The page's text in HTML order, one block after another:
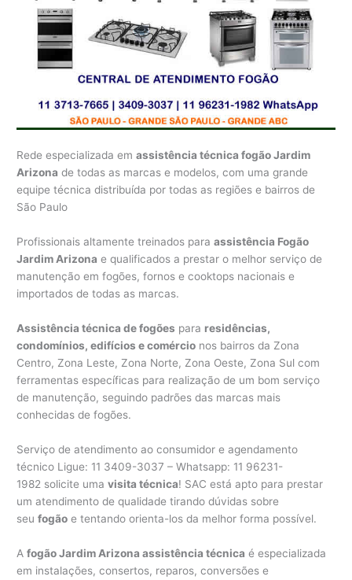
Rede especializada emassistência técnica fogão Jardim
Arizona de todas as marcas e modelos, com uma grande
equipe técnica distribuída por todas as regiões e bairros de
São Paulo
Profissionais altamente treinados paraassistência Fogão
Jardim Arizona e qualificados a prestar o melhor serviço de
manutenção em fogões, fornos e cooktops nacionais e
importados de todas as marcas.
Assistência técnica de fogões para residências,
condomínios, edifícios e comércio nos bairros da Zona
Centro, Zona Leste, Zona Norte, Zona Oeste, Zona Sul com
ferramentas específicas para realização de um bom serviço
de manutenção, seguindo padrões das marcas mais
conhecidas de fogões.
Serviço de atendimento ao consumidor e agendamento
técnico Ligue: 11 3409-3037 – Whatsapp: 11 96231-
1982 solicite umavisita técnica! SAC está apto para prestar
um atendimento de qualidade tirando dúvidas sobre
seufogão e tentando orienta-los da melhor forma possível.
Afogão Jardim Arizona assistência técnica é especializada
em instalações, consertos, reparos, conversões e